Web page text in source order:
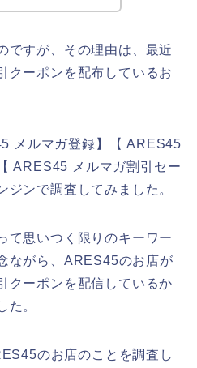
ですが、その理由は、最近
クーポンを配布しているお
メルマガ登録】【 ARES45
ARES45 メルマガ割引セー
ジンで調査してみました。
て思いつく限りのキーワー
ながら、ARES45のお店が
クーポンを配信しているか
た。
のお店のことを調査し